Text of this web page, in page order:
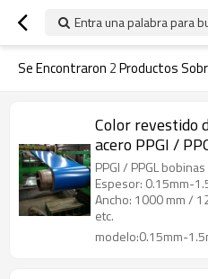
Entra una palabra para
Se Encontraron 2Productos
Color revestido
acero PPGI /
diferentes
PPGI / PPGL
Espesor: 0.15mm-
Ancho: 1000 mm /
etc.
modelo:0.15mm-